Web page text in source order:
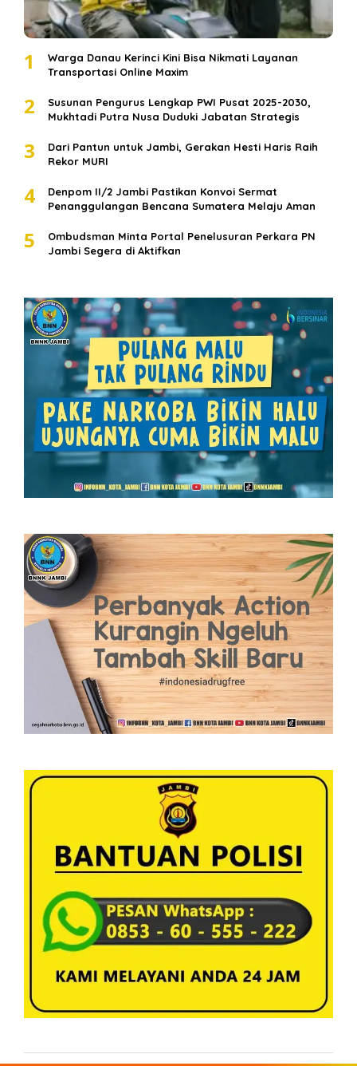
1
Warga Danau Kerinci Kini Bisa Nikmati Layanan
Transportasi Online Maxim
2
Susunan Pengurus Lengkap PWI Pusat 2025-2030,
Mukhtadi Putra Nusa Duduki Jabatan Strategis
3
Dari Pantun untuk Jambi, Gerakan Hesti Haris Raih
Rekor MURI
4
Denpom II/2 Jambi Pastikan Konvoi Sermat
Penanggulangan Bencana Sumatera Melaju Aman
5
Ombudsman Minta Portal Penelusuran Perkara PN
Jambi Segera di Aktifkan